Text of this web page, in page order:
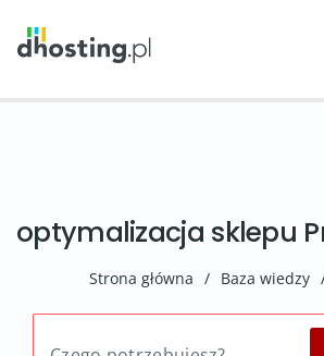
optymalizacja sklepu
Strona główna / Baza wiedzy